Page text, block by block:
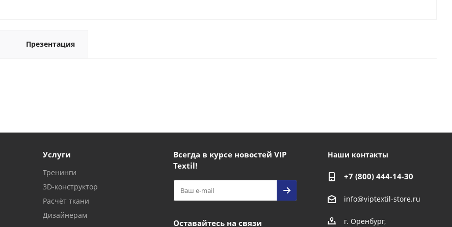
Презентация
Услуги
Тренинги
3D-конструктор
Расчёт ткани
Дизайнерам
Всегда в курсе новостей VIP
Textil!
Оставайтесь на связи
Наши контакты
+7 (800) 444-14-30
info@viptextil-store.ru
г. Оренбург,